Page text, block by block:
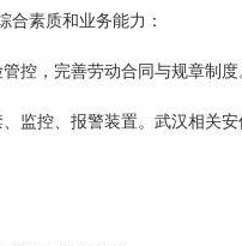
合素质和业务能力：
控，完善劳动合同与规章制度
监控、报警装置。武汉相关